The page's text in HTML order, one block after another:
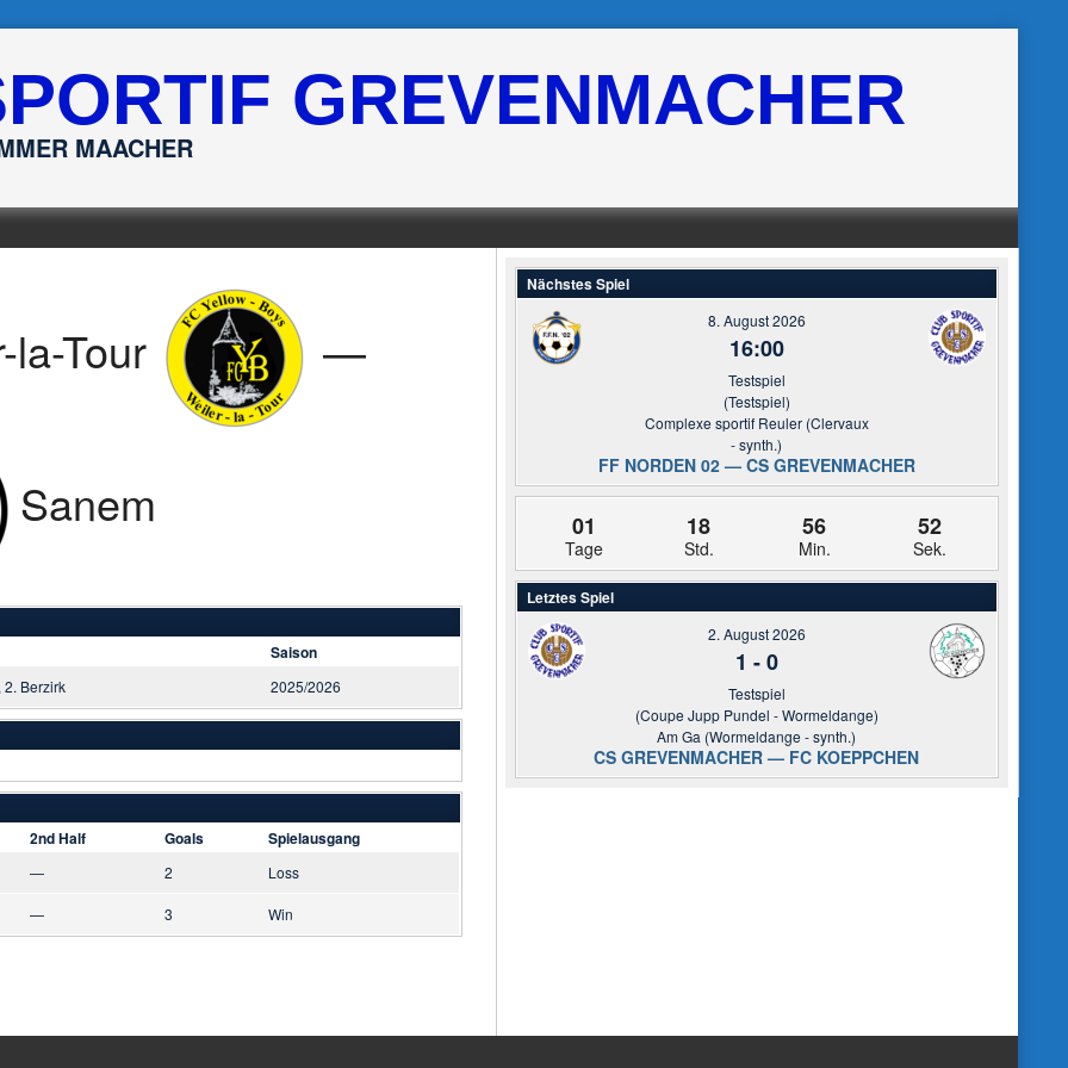
GREVENMACHER
MAACHER
la-Tour —
Sanem
Saison
2. Berzirk 2025/2026
2nd Half Goals Spielausgang
— 2 Loss
— 3 Win
Nächstes Spiel
8. August 2026
16:00
Testspiel
(Testspiel)
Complexe sportif Reuler (Clervaux
- synth.)
FF NORDEN 02 — CS GREVENMACHER
01
Tage
18
Std.
56
Min.
51
Sek.
Letztes Spiel
2. August 2026
1 -0
Testspiel
(Coupe Jupp Pundel - Wormeldange)
Am Ga (Wormeldange - synth.)
CS GREVENMACHER — FC KOEPPCHEN